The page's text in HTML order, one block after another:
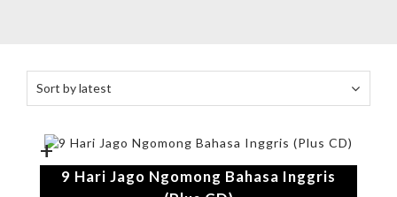
+
9 Hari Jago Ngomong Bahasa Inggris